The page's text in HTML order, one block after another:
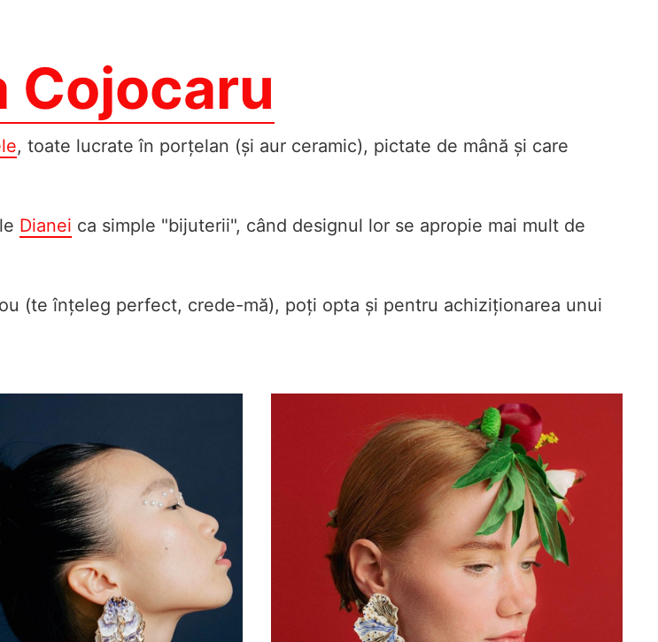
Cojocaru
, toate lucrate în porțelan (și aur ceramic), pictate de mână și care
Dianei ca simple "bijuterii", când designul lor se apropie mai mult de
(te înțeleg perfect, crede-mă), poți opta și pentru achiziționarea unui